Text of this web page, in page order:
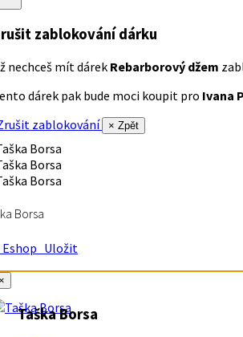
zablokování dárku
nechceš mít dárek Rebarborový džem
dárek pak bude moci koupit pro Ivana
zablokování
× Zpět
Borsa
Uložit
Taška Borsa